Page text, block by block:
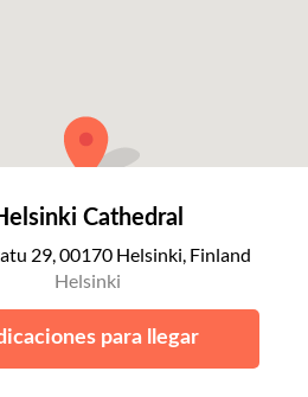
Cathedral
29, 00170 Helsinki, Finland
Helsinki
para llegar